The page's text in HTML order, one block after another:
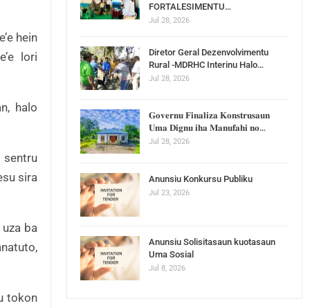
hein
lori
halo
sentru
sira
ba
tokon
FORTALESIMENTU…
Jul 28, 2026
Diretor Geral Dezenvolvimentu
Rural -MDRHC Interinu Halo…
Jul 28, 2026
𝐆𝐨𝐯𝐞𝐫𝐧𝐮 𝐅𝐢𝐧𝐚𝐥𝐢𝐳𝐚 𝐊𝐨𝐧𝐬𝐭𝐫𝐮𝐬𝐚𝐮𝐧
𝐔𝐦𝐚 𝐃𝐢𝐠𝐧𝐮 𝐢𝐡𝐚 𝐌𝐚𝐧𝐮𝐟𝐚𝐡𝐢 𝐧𝐨…
Jul 28, 2026
Anunsiu Konkursu Publiku
Jul 23, 2026
Anunsiu Solisitasaun kuotasaun
Uma Sosial
Jul 8, 2026